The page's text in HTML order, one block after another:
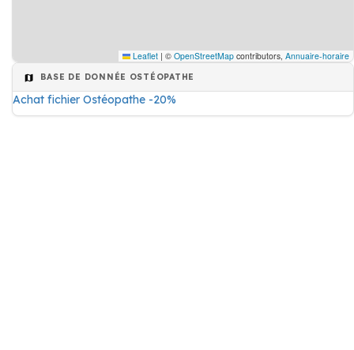
Leaflet | © OpenStreetMap contributors, Annuaire-horaire
BASE DE DONNÉE OSTÉOPATHE
Achat fichier Ostéopathe -20%